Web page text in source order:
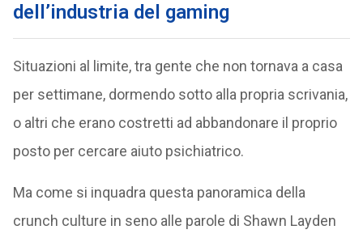
dell’industria del gaming
Situazioni al limite, tra gente che non tornava a casa
per settimane, dormendo sotto alla propria scrivania,
o altri che erano costretti ad abbandonare il proprio
posto per cercare aiuto psichiatrico.
Ma come si inquadra questa panoramica della
crunch culture in seno alle parole di Shawn Layden